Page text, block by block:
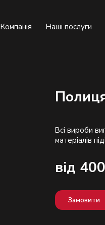
Компанія Наші послуги
Всі вироби
від
Замовити